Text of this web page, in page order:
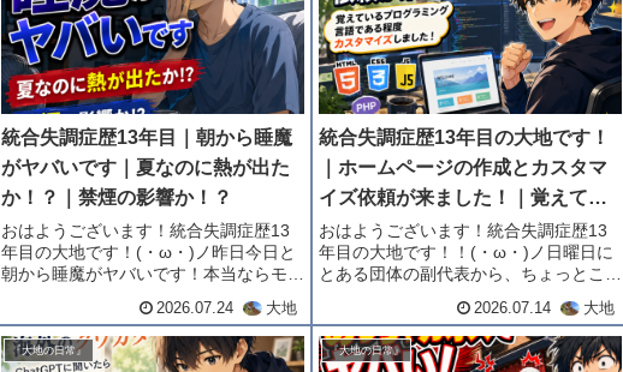
統合失調症歴13年目｜朝から睡魔
がヤバいです｜夏なのに熱が出た
か！？｜禁煙の影響か！？
おはようございます！統合失調症歴13
年目の大地です！(・ω・)ノ昨日今日と
朝から睡魔がヤバいです！本当ならモー
ニングに行く予定だったのですが、あま
りにも頭がふらふらしていてモーニング
を断念しました。最近モーニングが値上
がりしていて、カフェに...
2026.07.24 大地
統合失調症歴13年目の大地です！
｜ホームページの作成とカスタマ
イズ依頼が来ました！｜覚えてい
るプログラミング言語である程度
カスタマイズしました！
おはようございます！統合失調症歴13
年目の大地です！！(・ω・)ノ日曜日に
とある団体の副代表から、ちょっとこれ
やってくれない？と言われて、ホームペ
ージ作成と、カスタマイズ依頼を受けま
した！！僕は一時期プログラミングの勉
強をしていたので、それ...
2026.07.14 大地
『大地の日常』 『大地の日常』